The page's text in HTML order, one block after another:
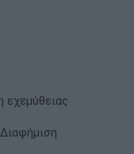
εχεμύθειας
Διαφήμιση